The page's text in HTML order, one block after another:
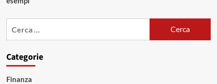
Categorie
Finanza